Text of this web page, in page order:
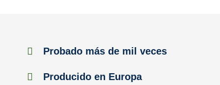
Probado más de mil veces
Producido en Europa